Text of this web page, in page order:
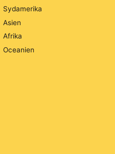
Sydamerika
Asien
Afrika
Oceanien